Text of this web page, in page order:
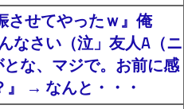
させてやったｗ』俺
なさい（泣」友人A（ニ
な、マジで。お前に感
』 → なんと・・・